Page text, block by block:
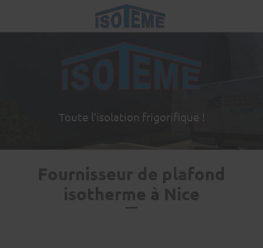
Toute l’isolation frigorifique !
Fournisseur de plafond
isotherme à Nice